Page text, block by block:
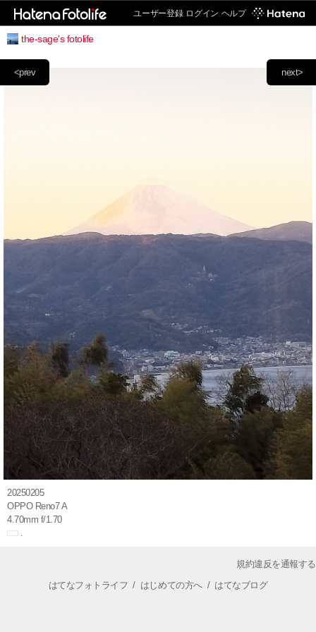
ユーザー登録 ログイン ヘルプ
the-sage's fotolife
next>
<prev
20250205
OPPO Reno7 A
4.70mm f/1.70
規約違反を通報する
はてなフォトライフ / はじめての方へ/ はてなブログ